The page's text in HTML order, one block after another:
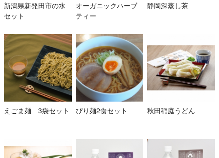
新潟県新発田市の水
セット
オーガニックハーブ
ティー
静岡深蒸し茶
えごま麺 3袋セット ぴり麺2食セット 秋田稲庭うどん